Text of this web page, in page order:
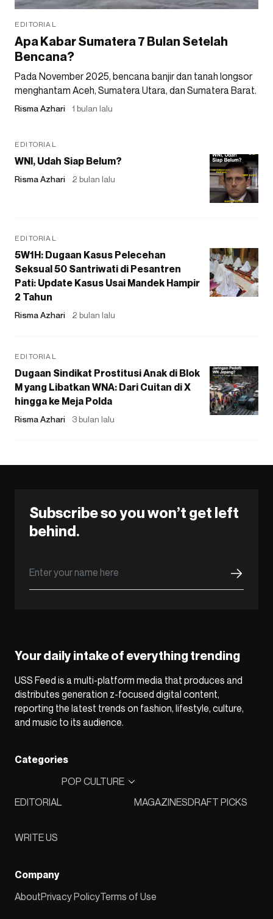
EDITORIAL
Apa Kabar Sumatera 7 Bulan Setelah
Bencana?
Pada November 2025, bencana banjir dan tanah longsor
menghantam Aceh, Sumatera Utara, dan Sumatera Barat.
Risma Azhari 1 bulan lalu
EDITORIAL
WNI, Udah Siap Belum?
Risma Azhari 2 bulan lalu
EDITORIAL
5W1H: Dugaan Kasus Pelecehan
Seksual 50 Santriwati di Pesantren
Pati: Update Kasus Usai Mandek Hampir
2 Tahun
Risma Azhari 2 bulan lalu
EDITORIAL
Dugaan Sindikat Prostitusi Anak di Blok
M yang Libatkan WNA: Dari Cuitan di X
hingga ke Meja Polda
Risma Azhari 3 bulan lalu
Subscribe so you won’t get left
behind.
Your daily intake of everything trending
USS Feed is a multi-platform media that produces and
distributes generation z-focused digital content,
reporting the latest trends on fashion, lifestyle, culture,
and music to its audience.
Categories
EDITORIAL
POP CULTURE
MAGAZINESDRAFT PICKS
WRITE US
Company
AboutPrivacy PolicyTerms of Use